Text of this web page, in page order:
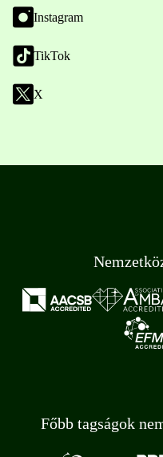
Instagram
TikTok
X
Főbb tagságok